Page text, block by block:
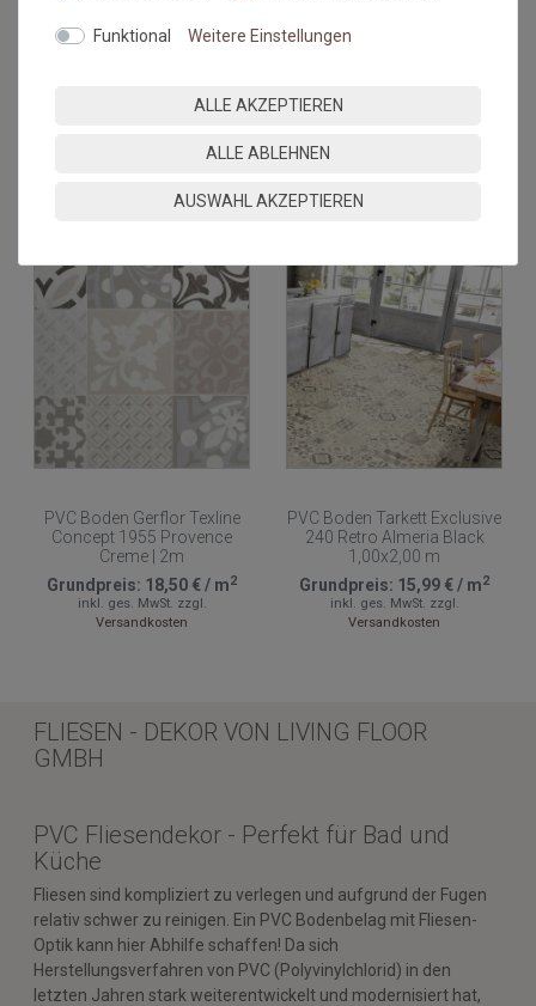
PVC Boden Gerflor Texline
Versandkosten
PVC Bodenbelag Tarkett
Versandkostenfrei*
PVC Boden Gerflor Texline
Concept 1955 Provence
Creme | 2m
Grundpreis: 18,50 €/ m2
inkl. ges. MwSt. zzgl.
Versandkosten
PVC Boden Tarkett Exclusive
240 Retro Almeria Black
1,00x2,00 m
Grundpreis: 15,99 €/ m2
inkl. ges. MwSt. zzgl.
Versandkosten
FLIESEN - DEKOR VON LIVING FLOOR
GMBH
PVC Fliesendekor - Perfekt für Bad und
Küche
Fliesen sind kompliziert zu verlegen und aufgrund der Fugen
relativ schwer zu reinigen. Ein PVC Bodenbelag mit Fliesen-
Optik kann hier Abhilfe schaffen! Da sich
Herstellungsverfahren von PVC (Polyvinylchlorid) in den
letzten Jahren stark weiterentwickelt und modernisiert hat,
Funktional Weitere Einstellungen
ALLE AKZEPTIEREN
ALLE ABLEHNEN
AUSWAHL AKZEPTIEREN